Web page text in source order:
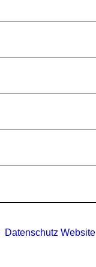
Datenschutz Website